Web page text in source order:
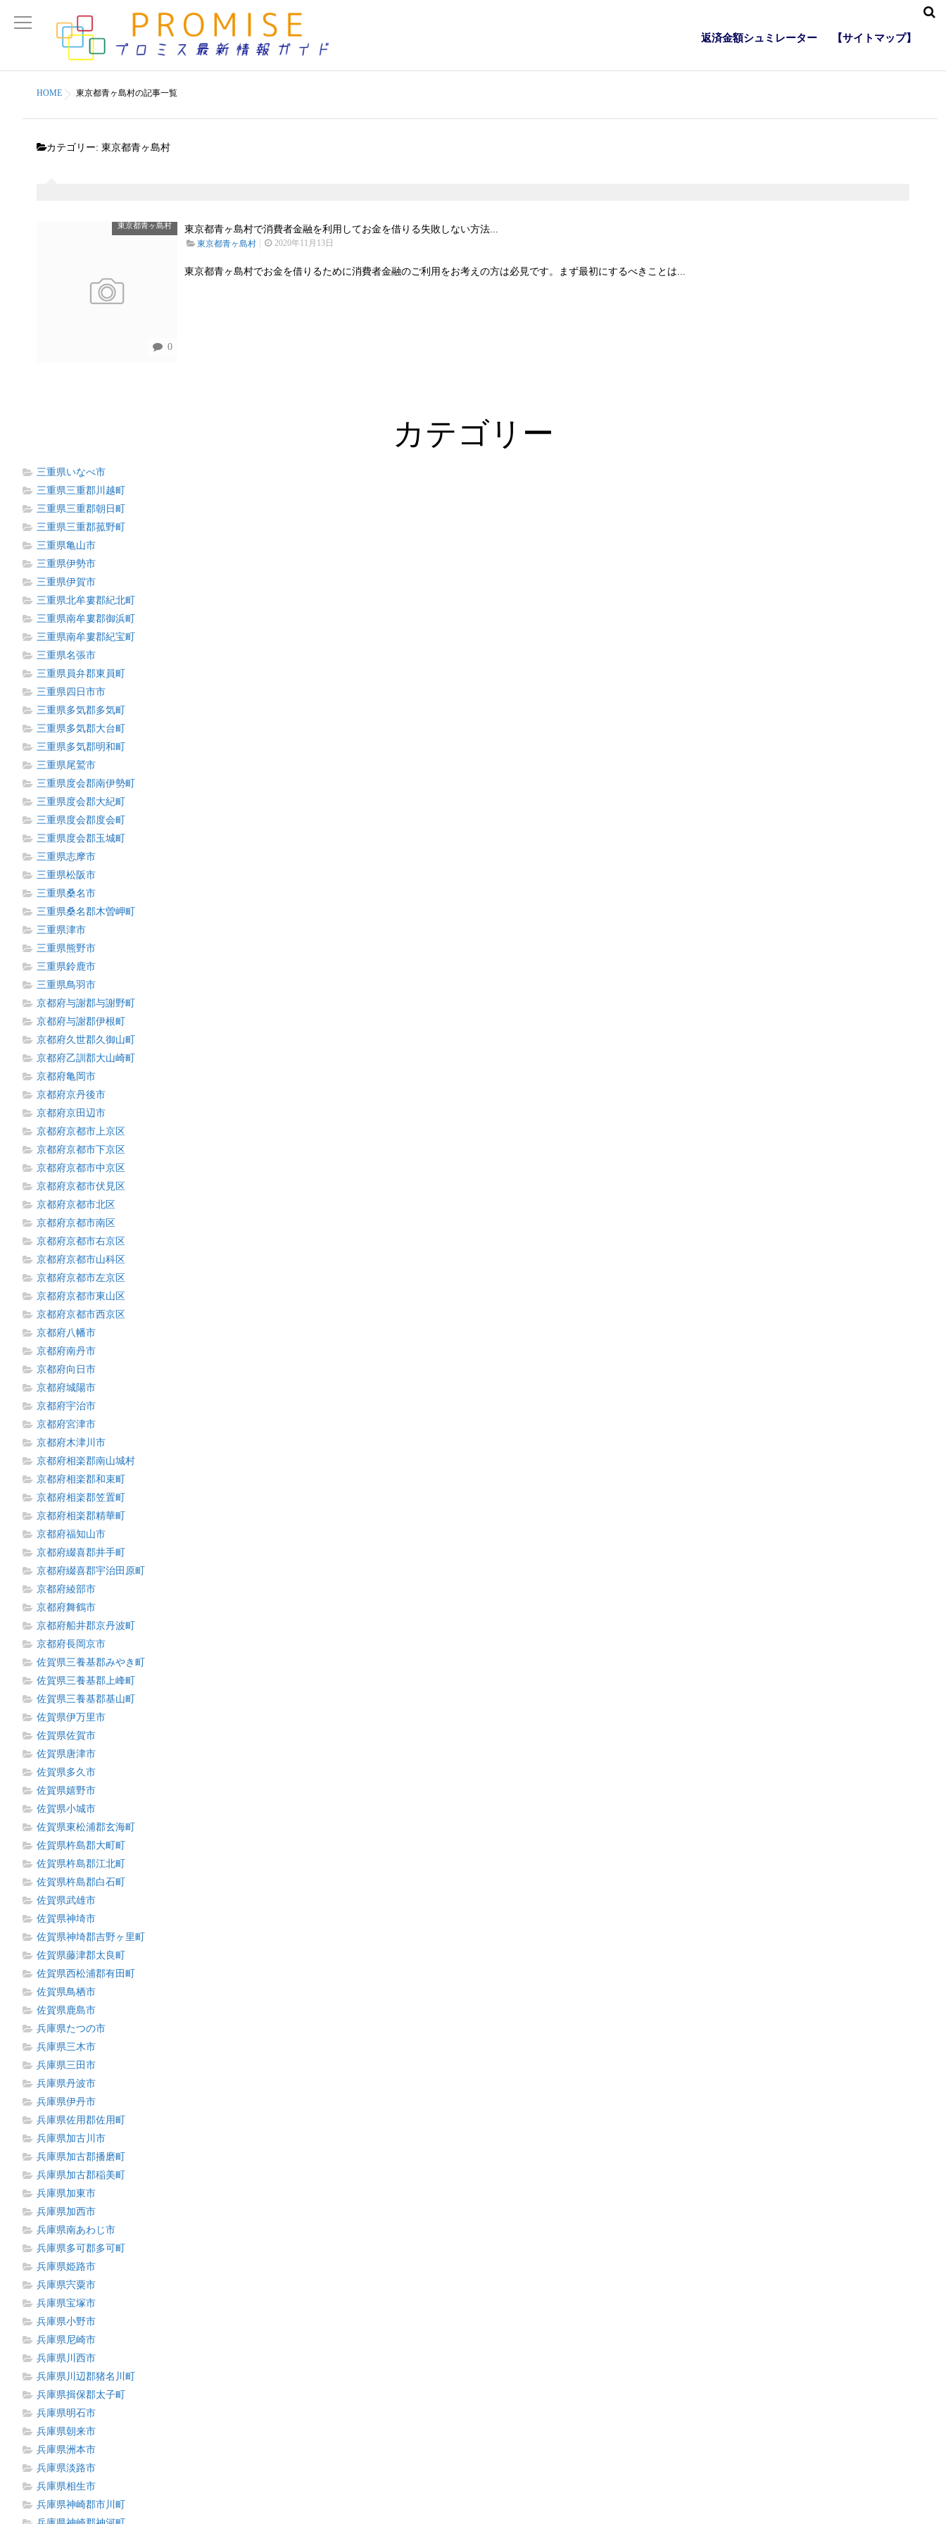
返済金額シュミレーター 【サイトマップ】
HOME 東京都青ヶ島村の記事一覧
カテゴリー: 東京都青ヶ島村
東京都青ヶ島村
0
東京都青ヶ島村で消費者金融を利用してお金を借りる失敗しない方法...
東京都青ヶ島村 2020年11月13日
東京都青ヶ島村でお金を借りるために消費者金融のご利用をお考えの方は必見です。まず最初にするべきことは...
カテゴリー
三重県いなべ市
三重県三重郡川越町
三重県三重郡朝日町
三重県三重郡菰野町
三重県亀山市
三重県伊勢市
三重県伊賀市
三重県北牟婁郡紀北町
三重県南牟婁郡御浜町
三重県南牟婁郡紀宝町
三重県名張市
三重県員弁郡東員町
三重県四日市市
三重県多気郡多気町
三重県多気郡大台町
三重県多気郡明和町
三重県尾鷲市
三重県度会郡南伊勢町
三重県度会郡大紀町
三重県度会郡度会町
三重県度会郡玉城町
三重県志摩市
三重県松阪市
三重県桑名市
三重県桑名郡木曽岬町
三重県津市
三重県熊野市
三重県鈴鹿市
三重県鳥羽市
京都府与謝郡与謝野町
京都府与謝郡伊根町
京都府久世郡久御山町
京都府乙訓郡大山崎町
京都府亀岡市
京都府京丹後市
京都府京田辺市
京都府京都市上京区
京都府京都市下京区
京都府京都市中京区
京都府京都市伏見区
京都府京都市北区
京都府京都市南区
京都府京都市右京区
京都府京都市山科区
京都府京都市左京区
京都府京都市東山区
京都府京都市西京区
京都府八幡市
京都府南丹市
京都府向日市
京都府城陽市
京都府宇治市
京都府宮津市
京都府木津川市
京都府相楽郡南山城村
京都府相楽郡和束町
京都府相楽郡笠置町
京都府相楽郡精華町
京都府福知山市
京都府綴喜郡井手町
京都府綴喜郡宇治田原町
京都府綾部市
京都府舞鶴市
京都府船井郡京丹波町
京都府長岡京市
佐賀県三養基郡みやき町
佐賀県三養基郡上峰町
佐賀県三養基郡基山町
佐賀県伊万里市
佐賀県佐賀市
佐賀県唐津市
佐賀県多久市
佐賀県嬉野市
佐賀県小城市
佐賀県東松浦郡玄海町
佐賀県杵島郡大町町
佐賀県杵島郡江北町
佐賀県杵島郡白石町
佐賀県武雄市
佐賀県神埼市
佐賀県神埼郡吉野ヶ里町
佐賀県藤津郡太良町
佐賀県西松浦郡有田町
佐賀県鳥栖市
佐賀県鹿島市
兵庫県たつの市
兵庫県三木市
兵庫県三田市
兵庫県丹波市
兵庫県伊丹市
兵庫県佐用郡佐用町
兵庫県加古川市
兵庫県加古郡播磨町
兵庫県加古郡稲美町
兵庫県加東市
兵庫県加西市
兵庫県南あわじ市
兵庫県多可郡多可町
兵庫県姫路市
兵庫県宍粟市
兵庫県宝塚市
兵庫県小野市
兵庫県尼崎市
兵庫県川西市
兵庫県川辺郡猪名川町
兵庫県揖保郡太子町
兵庫県明石市
兵庫県朝来市
兵庫県洲本市
兵庫県淡路市
兵庫県相生市
兵庫県神崎郡市川町